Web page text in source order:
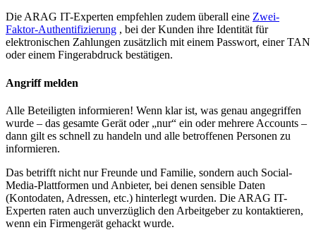
Die ARAG IT-Experten empfehlen zudem überall eine Zwei-
Faktor-Authentifizierung , bei der Kunden ihre Identität für
elektronischen Zahlungen zusätzlich mit einem Passwort, einer TAN
oder einem Fingerabdruck bestätigen.
Angriff melden
Alle Beteiligten informieren! Wenn klar ist, was genau angegriffen
wurde – das gesamte Gerät oder „nur“ ein oder mehrere Accounts –
dann gilt es schnell zu handeln und alle betroffenen Personen zu
informieren.
Das betrifft nicht nur Freunde und Familie, sondern auch Social-
Media-Plattformen und Anbieter, bei denen sensible Daten
(Kontodaten, Adressen, etc.) hinterlegt wurden. Die ARAG IT-
Experten raten auch unverzüglich den Arbeitgeber zu kontaktieren,
wenn ein Firmengerät gehackt wurde.